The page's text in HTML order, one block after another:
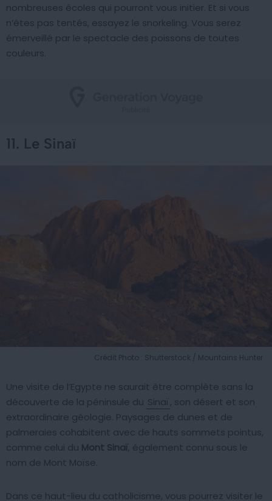
nombreuses écoles qui pourront vous initier. Et si vous
n’êtes pas tentés, essayez le snorkeling. Vous serez
émerveillé par le spectacle des poissons de toutes
couleurs.
11. Le Sinaï
Crédit Photo : Shutterstock / Mountains Hunter
Une visite de l’Egypte ne saurait être complète sans la
découverte de la péninsule du Sinaï , son désert et son
extraordinaire géologie. Paysages de dunes et de
palmeraies cohabitent avec de hauts sommets pointus,
comme celui du Mont Sinaï, également connu sous le
nom de Mont Moïse.
Dans ce haut-lieu du catholicisme, vous pourrez visiter le